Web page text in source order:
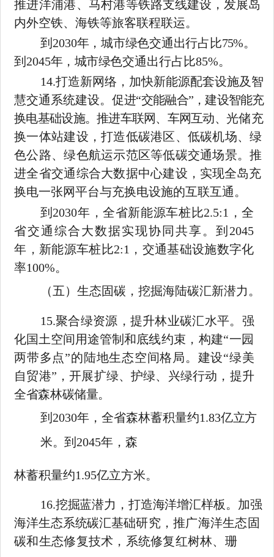
推进洋浦港、马村港等铁路支线建设，发展岛
内外空铁、海铁等旅客联程联运。
到 2030年，城市绿色交通出行占比75%。
到 2045年，城市绿色交通出行占比85%。
14.打造新网络，加快新能源配套设施及智
慧交通系统建设。促进“交能融合”，建设智能充
换电基础设施。推进车联网、车网互动、 光储充
换一体站建设，打造低碳港区、低碳机场、绿
色公路、绿色航运示范区等低碳交通场景。推
进全省交通综合大数据中心建设， 实现全岛充
换电一张网平台与充换电设施的互联互通。
到 2030年，全省新能源车桩比2.5:1 ，全
省交通综合大数据实现协同共享。到 2045
年，新能源车桩比2:1 ，交通基础设施数字化
率100%。
（五）生态固碳，挖掘海陆碳汇新潜力。
15.聚合绿资源，提升林业碳汇水平。强
化国土空间用途管制和底线约束，构建“一园
两带多点”的陆地生态空间格局。建设“绿美
自贸港”，开展扩绿、护绿、兴绿行动，提升
全省森林碳储量。
到 2030年，全省森林蓄积量约1.83亿立方
米。到 2045年，森
林蓄积量约1.95亿立方米。
16.挖掘蓝潜力，打造海洋增汇样板。加强
海洋生态系统碳汇基础研究，推广海洋生态固
碳和生态修复技术，系统修复红树林、珊